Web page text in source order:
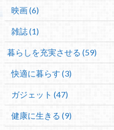
映画 (6)
雑誌 (1)
暮らしを充実させる (59)
快適に暮らす (3)
ガジェット (47)
健康に生きる (9)